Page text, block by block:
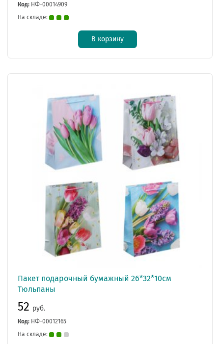
Код: НФ-00014909
На складе:
В корзину
Пакет подарочный бумажный 26*32*10см
Тюльпаны
52 руб.
Код: НФ-00012165
На складе: